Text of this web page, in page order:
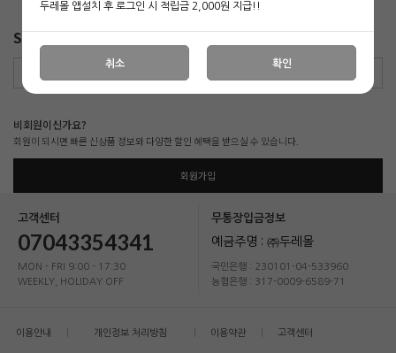
SNS간편로그인
비회원이신가요?
회원이 되시면 빠른 신상품 정보와 다양한 할인 혜택을 받으실 수 있습니다.
회원가입
고객센터
07043354341
MON - FRI 9:00 - 17:30
WEEKLY, HOLIDAY OFF
무통장입금정보
예금주명 : ㈜두레몰
국민은행 : 230101-04-533960
농협은행 : 317-0009-6589-71
이용안내 개인정보 처리방침 이용약관 고객센터
두레몰 앱설치 후 로그인 시 적립금 2,000원 지급!!
취소 확인